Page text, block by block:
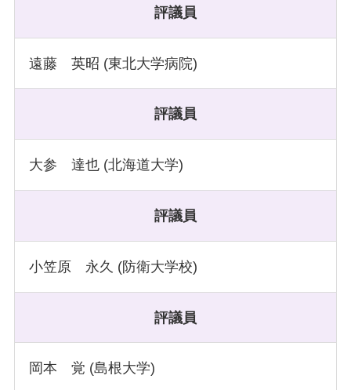
評議員
遠藤 英昭 (東北大学病院)
評議員
大参 達也 (北海道大学)
評議員
小笠原 永久 (防衛大学校)
評議員
岡本 覚 (島根大学)